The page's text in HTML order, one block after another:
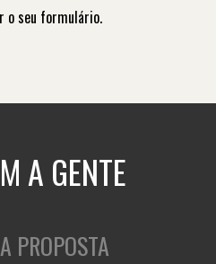
o seu formulário.
A GENTE
PROPOSTA